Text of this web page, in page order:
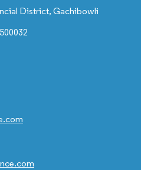
District, Gachibowli